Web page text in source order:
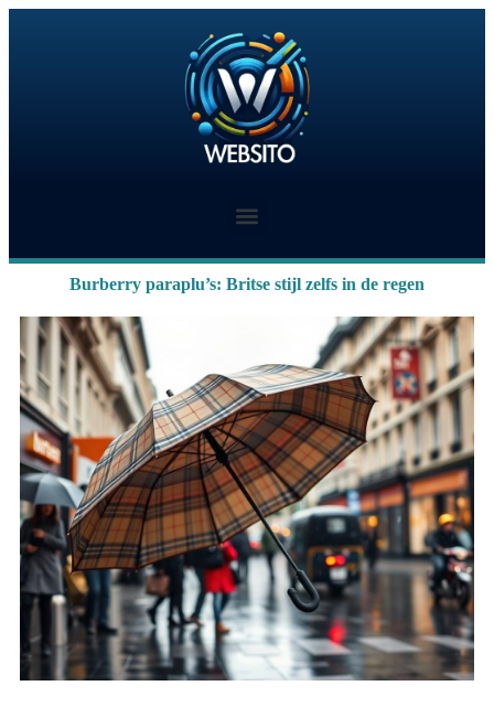
Burberry paraplu’s: Britse stijl zelfs in de regen